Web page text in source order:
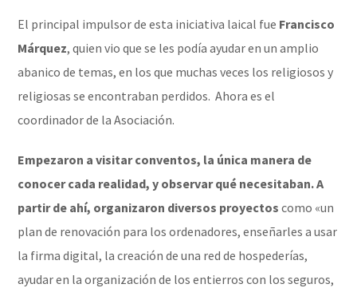
El principal impulsor de esta iniciativa laical fue Francisco
Márquez, quien vio que se les podía ayudar en un amplio
abanico de temas, en los que muchas veces los religiosos y
religiosas se encontraban perdidos. Ahora es el
coordinador de la Asociación.
Empezaron a visitar conventos, la única manera de
conocer cada realidad, y observar qué necesitaban. A
partir de ahí, organizaron diversos proyectos como «un
plan de renovación para los ordenadores, enseñarles a usar
la firma digital, la creación de una red de hospederías,
ayudar en la organización de los entierros con los seguros,